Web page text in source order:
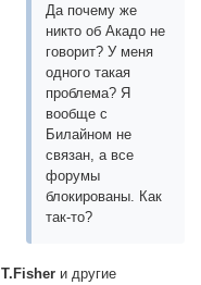
Да почему же
никто об Акадо не
говорит? У меня
одного такая
проблема? Я
вообще с
Билайном не
связан, а все
форумы
блокированы. Как
так-то?
T.Fisher и другие